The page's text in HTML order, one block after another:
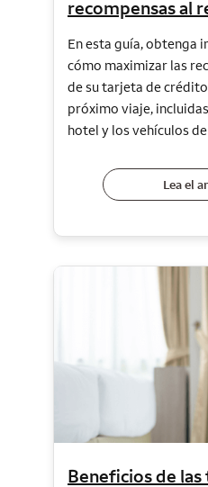
recompensas al
En esta guía, obtenga
cómo maximizar las
de su tarjeta de
próximo viaje,
hotel y los vehículos
Lea el
Beneficios de